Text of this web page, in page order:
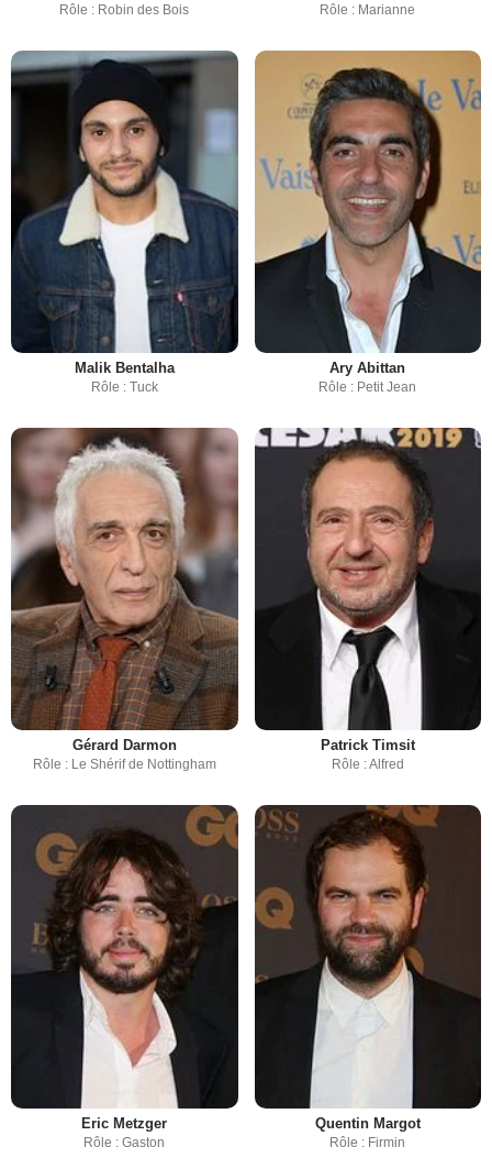
Rôle : Robin des Bois Rôle : Marianne
Malik Bentalha
Rôle : Tuck
Ary Abittan
Rôle : Petit Jean
Gérard Darmon
Rôle : Le Shérif de Nottingham
Patrick Timsit
Rôle : Alfred
Eric Metzger
Rôle : Gaston
Quentin Margot
Rôle : Firmin